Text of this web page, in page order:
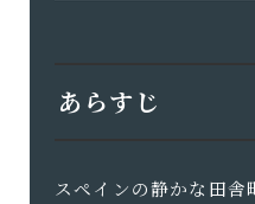
あらすじ
スペインの静かな田舎